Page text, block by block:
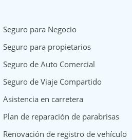
Seguro para Negocio
Seguro para propietarios
Seguro de Auto Comercial
Seguro de Viaje Compartido
Asistencia en carretera
Plan de reparación de parabrisas
Renovación de registro de vehículo